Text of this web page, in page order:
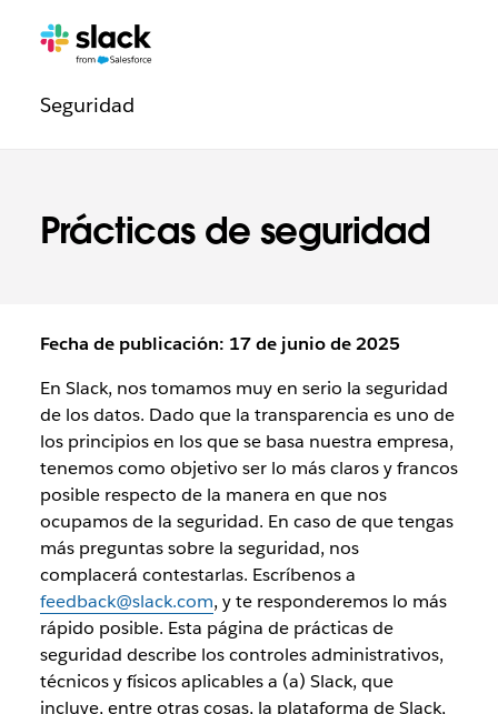
Prácticas de seguridad
Navegación
Legal
Páginas
Seguridadadicionales
Fecha de publicación: 17 de junio de 2025
En Slack, nos tomamos muy en serio la seguridad
de los datos. Dado que la transparencia es uno de
los principios en los que se basa nuestra empresa,
tenemos como objetivo ser lo más claros y francos
posible respecto de la manera en que nos
ocupamos de la seguridad. En caso de que tengas
más preguntas sobre la seguridad, nos
complacerá contestarlas. Escríbenos a
feedback@slack.com, y te responderemos lo más
rápido posible. Esta página de prácticas de
seguridad describe los controles administrativos,
técnicos y físicos aplicables a (a) Slack, que
incluye, entre otras cosas, la plataforma de Slack,